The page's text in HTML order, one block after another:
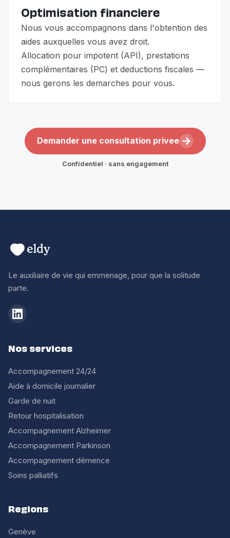
Optimisation financiere
Nous vous accompagnons dans l'obtention des
aides auxquelles vous avez droit.
Allocation pour impotent (API), prestations
complémentaires (PC) et deductions fiscales —
nous gerons les demarches pour vous.
Demander une consultation privee
Confidentiel · sans engagement
Le auxiliaire de vie qui emmenage, pour que la solitude
parte.
Nos services
Accompagnement 24/24
Aide à domicile journalier
Garde de nuit
Retour hospitalisation
Accompagnement Alzheimer
Accompagnement Parkinson
Accompagnement démence
Soins palliatifs
Regions
Genève